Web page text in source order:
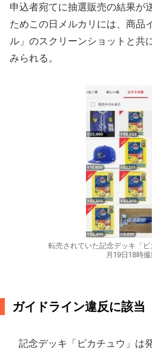
申込者宛てに抽選販売の結果が
ためこの日メルカリには、商品
ル」のスクリーンショットと共
みられる。
転売されていた記念デッキ「
月19日18時撮
ガイドライン違反に該当
記念デッキ「ピカチュウ」は